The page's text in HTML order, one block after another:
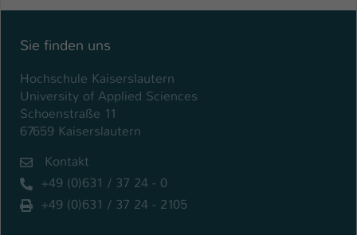
Sie finden uns
Hochschule Kaiserslautern
University of Applied Sciences
Schoenstraße 11
67659 Kaiserslautern
Kontakt
+49 (0)631 / 37 24 - 0
+49 (0)631 / 37 24 - 2105